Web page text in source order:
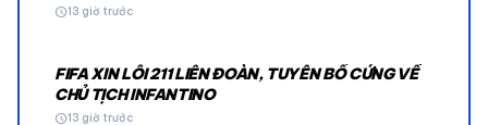
schedule13 giờ trước
FIFA XIN LỖI 211 LIÊN ĐOÀN, TUYÊN BỐ CỨNG VỀ
CHỦ TỊCH INFANTINO
schedule13 giờ trước